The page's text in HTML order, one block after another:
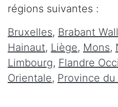
régions suivantes :
Bruxelles, Brabant
Hainaut, Liège, Mons,
Limbourg, Flandre
Orientale, Province